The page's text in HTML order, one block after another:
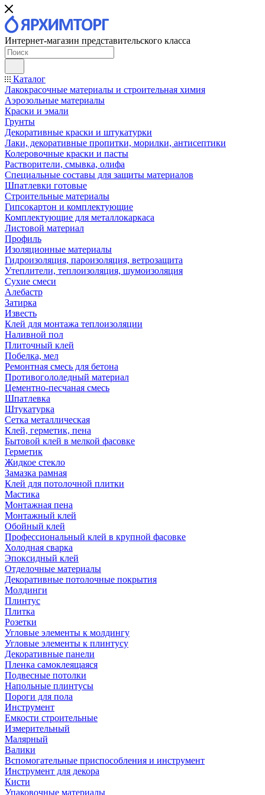
Интернет-магазин представительского класса
Каталог
Лакокрасочные материалы и строительная химия
Аэрозольные материалы
Краски и эмали
Грунты
Декоративные краски и штукатурки
Лаки, декоративные пропитки, морилки, антисептики
Колеровочные краски и пасты
Растворители, смывка, олифа
Специальные составы для защиты материалов
Шпатлевки готовые
Строительные материалы
Гипсокартон и комплектующие
Комплектующие для металлокаркаса
Листовой материал
Профиль
Изоляционные материалы
Гидроизоляция, пароизоляция, ветрозащита
Утеплители, теплоизоляция, шумоизоляция
Сухие смеси
Алебастр
Затирка
Известь
Клей для монтажа теплоизоляции
Наливной пол
Плиточный клей
Побелка, мел
Ремонтная смесь для бетона
Противогололедный материал
Цементно-песчаная смесь
Шпатлевка
Штукатурка
Сетка металлическая
Клей, герметик, пена
Бытовой клей в мелкой фасовке
Герметик
Жидкое стекло
Замазка рамная
Клей для потолочной плитки
Мастика
Монтажная пена
Монтажный клей
Обойный клей
Профессиональный клей в крупной фасовке
Холодная сварка
Эпоксидный клей
Отделочные материалы
Декоративные потолочные покрытия
Молдинги
Плинтус
Плитка
Розетки
Угловые элементы к молдингу
Угловые элементы к плинтусу
Декоративные панели
Пленка самоклеящаяся
Подвесные потолки
Напольные плинтусы
Пороги для пола
Инструмент
Емкости строительные
Измерительный
Малярный
Валики
Вспомогательные приспособления и инструмент
Инструмент для декора
Кисти
Упаковочные материалы